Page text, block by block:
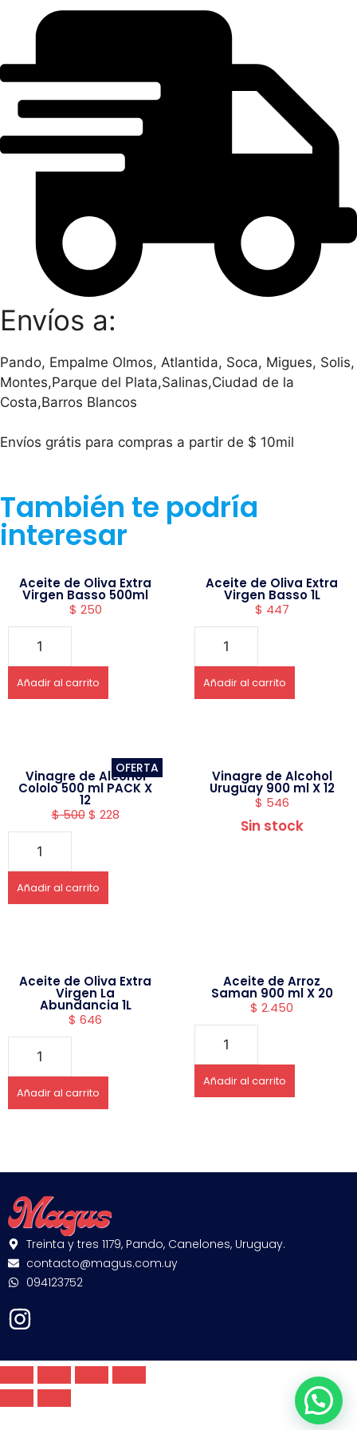
Envíos a:
Pando, Empalme Olmos, Atlantida, Soca, Migues, Solis,
Montes,Parque del Plata,Salinas,Ciudad de la
Costa,Barros Blancos
Envíos grátis para compras a partir de $ 10mil
También te podría
interesar
Aceite de Oliva Extra
Virgen Basso 500ml
$ 250
Añadir al carrito
Aceite de Oliva Extra
Virgen Basso 1L
$ 447
Añadir al carrito
OFERTA
Vinagre de Alcohol
Cololo 500 ml PACK X
12
$500 $ 228
Añadir al carrito
Vinagre de Alcohol
Uruguay 900 ml X 12
$ 546
Sin stock
Aceite de Oliva Extra
Virgen La
Abundancia 1L
$ 646
Añadir al carrito
Aceite de Arroz
Saman 900 ml X 20
$ 2.450
Añadir al carrito
Treinta y tres 1179, Pando, Canelones, Uruguay.
contacto@magus.com.uy
094123752